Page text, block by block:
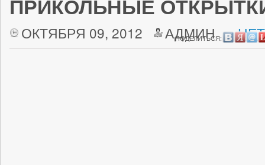
ПРИКОЛЬНЫЕ
ОКТЯБРЯ 09, 2012 АДМИН
ПОДЕЛИТЬСЯ: